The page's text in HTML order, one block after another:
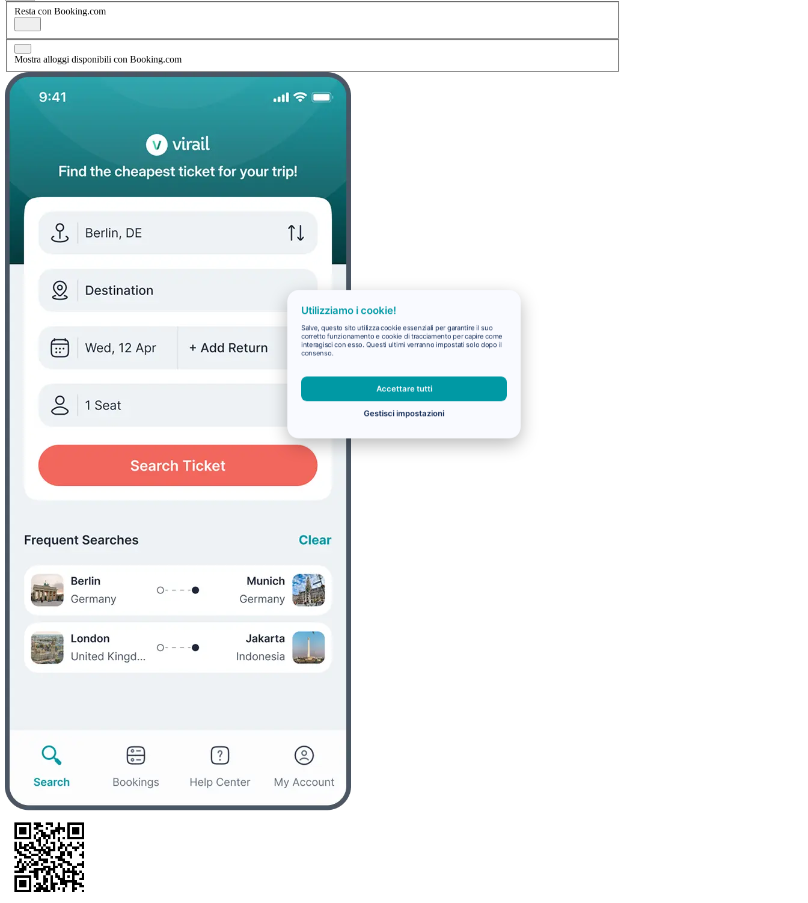
Resta con Booking.com
Mostra alloggi disponibili con Booking.com
Utilizziamo i cookie!
Salve, questo sito utilizza cookie essenziali per garantire il suo
corretto funzionamento e cookie di tracciamento per capire come
interagisci con esso. Questi ultimi verranno impostati solo dopo il
consenso.
Accettare tutti
Gestisci impostazioni